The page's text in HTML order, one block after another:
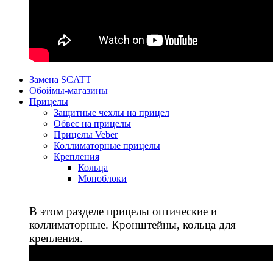
Замена SCATT
Обоймы-магазины
Прицелы
Защитные чехлы на прицел
Обвес на прицелы
Прицелы Veber
Коллиматорные прицелы
Крепления
Кольца
Моноблоки
В этом разделе прицелы оптические и
коллиматорные. Кронштейны, кольца для
крепления.